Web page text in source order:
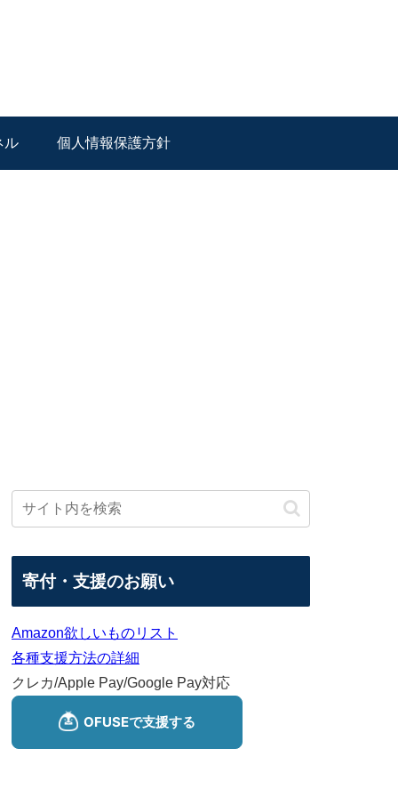
ル 個人情報保護方針
寄付・支援のお願い
Amazon欲しいものリスト
各種支援方法の詳細
クレカ/Apple Pay/Google Pay対応